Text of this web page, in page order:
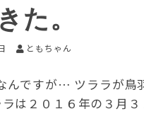
た。
ともちゃん
んですが… ツララが鳥
は２０１６年の３月